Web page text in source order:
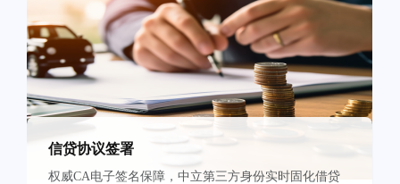
信贷协议签署
权威CA电子签名保障，中立第三方身份实时固化借贷